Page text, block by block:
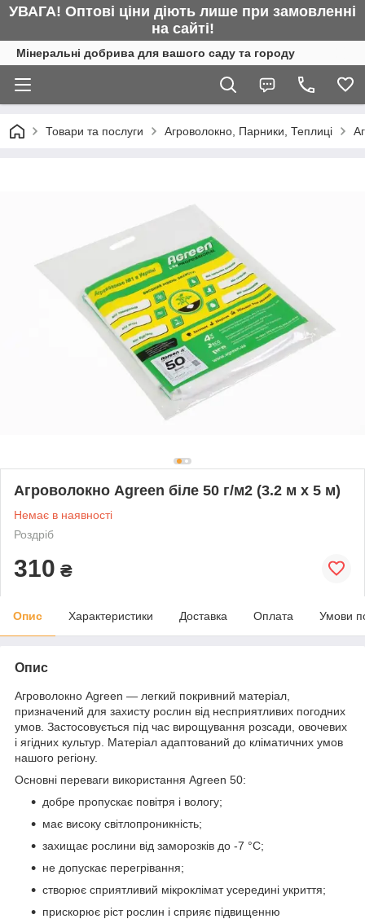
УВАГА! Оптові ціни діють лише при замовленні
на сайті!
Мінеральні добрива для вашого саду та городу
Товари та послуги Агроволокно, Парники, Теплиці
Агроволокно Agreen біле 50 г/м2 (3.2 м х 5 м)
Немає в наявності
Роздріб
310 ₴
Опис Характеристики Доставка Оплата Умови
Опис
Агроволокно Agreen — легкий покривний матеріал,
призначений для захисту рослин від несприятливих погодних
умов. Застосовується під час вирощування розсади, овочевих
і ягідних культур. Матеріал адаптований до кліматичних умов
нашого регіону.
Основні переваги використання Agreen 50:
добре пропускає повітря і вологу;
має високу світлопроникність;
захищає рослини від заморозків до -7 °C;
не допускає перегрівання;
створює сприятливий мікроклімат усередині укриття;
прискорює ріст рослин і сприяє підвищенню